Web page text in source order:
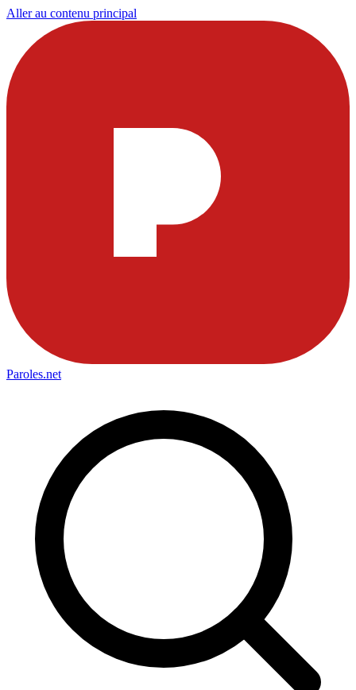
Aller au contenu principal
Paroles.net